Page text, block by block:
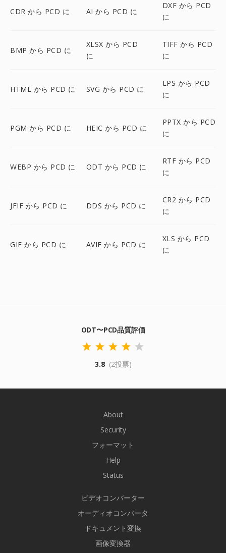
CDR から PCD に AI から PCD に
DXF から PCD
に
BMP から PCD に
XLSX から PCD
に
TIFF から PCD
に
HTML から PCD に SVG から PCD に
EPS から PCD
に
PGM から PCD に HEIC から PCD に
PPTX から PCD
に
WEBP から PCD に ODT から PCD に
RTF から PCD
に
JFIF から PCD に DDS から PCD に
CR2 から PCD
に
GIF から PCD に AVIF から PCD に
XLS から PCD
に
ODT〜PCD品質評価
3.8 (2投票)
About
Security
フォーマット
Help
Status
ビデオコンバーター
オーディオコンバータ
ドキュメント変換
画像変換器